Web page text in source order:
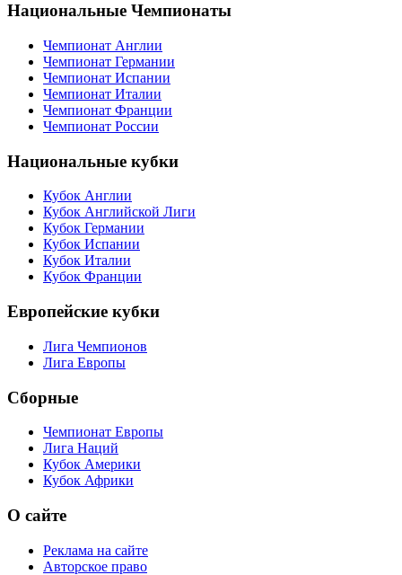
Национальные Чемпионаты
Чемпионат Англии
Чемпионат Германии
Чемпионат Испании
Чемпионат Италии
Чемпионат Франции
Чемпионат России
Национальные кубки
Кубок Англии
Кубок Английской Лиги
Кубок Германии
Кубок Испании
Кубок Италии
Кубок Франции
Европейские кубки
Лига Чемпионов
Лига Европы
Сборные
Чемпионат Европы
Лига Наций
Кубок Америки
Кубок Африки
О сайте
Реклама на сайте
Авторское право